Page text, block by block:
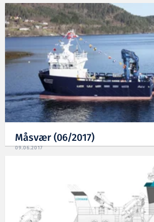
Måsvær (06/2017)
09.06.2017